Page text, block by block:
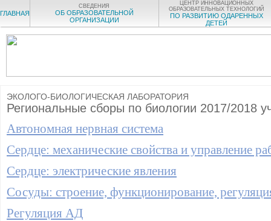
ГЛАВНАЯ
СВЕДЕНИЯ
ОБ ОБРАЗОВАТЕЛЬНОЙ
ОРГАНИЗАЦИИ
ЦЕНТР ИННОВАЦИОННЫХ
ОБРАЗОВАТЕЛЬНЫХ ТЕХНОЛОГИЙ
ПО РАЗВИТИЮ ОДАРЕННЫХ
ДЕТЕЙ
ЭКОЛОГО-БИОЛОГИЧЕСКАЯ ЛАБОРАТОРИЯ
Региональные сборы по биологии 2017/2018
Автономная нервная система
Сердце: механические свойства и управление
Сердце: электрические явления
Сосуды: строение, функционирование,
Регуляция АД